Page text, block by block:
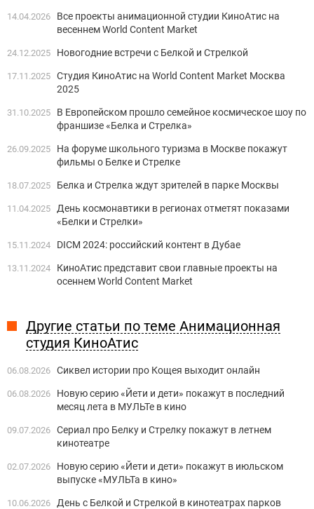
14.04.2026
Все проекты анимационной студии КиноАтис на
весеннем World Content Market
24.12.2025 Новогодние встречи с Белкой и Стрелкой
17.11.2025 Студия КиноАтис на World Content Market Москва
2025
31.10.2025
В Европейском прошло семейное космическое шоу по
франшизе «Белка и Стрелка»
26.09.2025
На форуме школьного туризма в Москве покажут
фильмы о Белке и Стрелке
18.07.2025 Белка и Стрелка ждут зрителей в парке Москвы
11.04.2025
День космонавтики в регионах отметят показами
«Белки и Стрелки»
15.11.2024 DICM 2024: российский контент в Дубае
13.11.2024
КиноАтис представит свои главные проекты на
осеннем World Content Market
Другие статьи по теме Анимационная
студия КиноАтис
06.08.2026 Сиквел истории про Кощея выходит онлайн
06.08.2026
Новую серию «Йети и дети» покажут в последний
месяц лета в МУЛЬТе в кино
09.07.2026 Сериал про Белку и Стрелку покажут в летнем
кинотеатре
02.07.2026
Новую серию «Йети и дети» покажут в июльском
выпуске «МУЛЬТа в кино»
10.06.2026 День с Белкой и Стрелкой в кинотеатрах парков